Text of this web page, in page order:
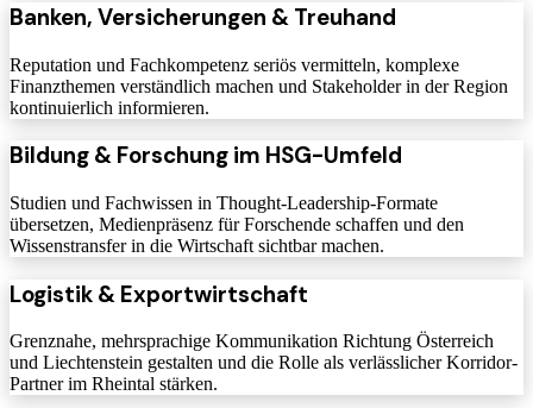
Banken, Versicherungen & Treuhand
Reputation und Fachkompetenz seriös vermitteln, komplexe
Finanzthemen verständlich machen und Stakeholder in der Region
kontinuierlich informieren.
Bildung & Forschung im HSG-Umfeld
Studien und Fachwissen in Thought-Leadership-Formate
übersetzen, Medienpräsenz für Forschende schaffen und den
Wissenstransfer in die Wirtschaft sichtbar machen.
Logistik & Exportwirtschaft
Grenznahe, mehrsprachige Kommunikation Richtung Österreich
und Liechtenstein gestalten und die Rolle als verlässlicher Korridor-
Partner im Rheintal stärken.